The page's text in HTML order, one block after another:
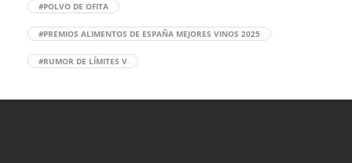
#POLVO DE OFITA
#PREMIOS ALIMENTOS DE ESPAÑA MEJORES VINOS 2025
#RUMOR DE LÍMITES V